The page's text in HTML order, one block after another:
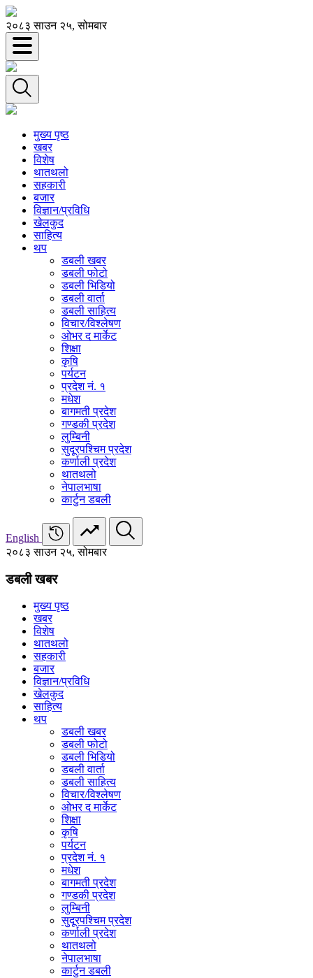
२०८३ साउन २५, सोमबार
मुख्य पृष्ठ
खबर
विशेष
थातथलो
सहकारी
बजार
विज्ञान/प्रविधि
खेलकुद
साहित्य
थप
डबली खबर
डबली फोटो
डबली भिडियो
डबली वार्ता
डबली साहित्य
विचार/विश्‍लेषण
ओभर द मार्केट
शिक्षा
कृषि
पर्यटन
प्रदेश नं. १
मधेश
बागमती प्रदेश
गण्डकी प्रदेश
लुम्बिनी
सुदूरपश्चिम प्रदेश
कर्णाली प्रदेश
थातथलो
नेपालभाषा
कार्टुन डबली
English
२०८३ साउन २५, सोमबार
डबली खबर
मुख्य पृष्ठ
खबर
विशेष
थातथलो
सहकारी
बजार
विज्ञान/प्रविधि
खेलकुद
साहित्य
थप
डबली खबर
डबली फोटो
डबली भिडियो
डबली वार्ता
डबली साहित्य
विचार/विश्‍लेषण
ओभर द मार्केट
शिक्षा
कृषि
पर्यटन
प्रदेश नं. १
मधेश
बागमती प्रदेश
गण्डकी प्रदेश
लुम्बिनी
सुदूरपश्चिम प्रदेश
कर्णाली प्रदेश
थातथलो
नेपालभाषा
कार्टुन डबली